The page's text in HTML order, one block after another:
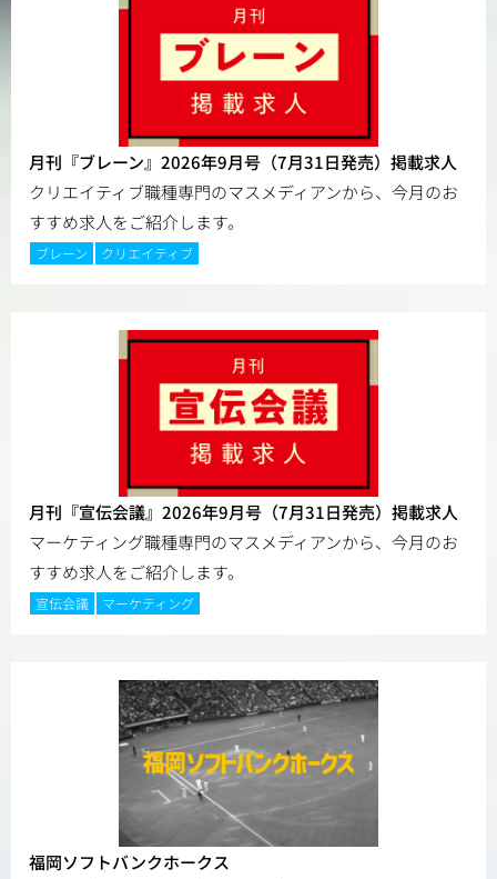
月刊『ブレーン』2026年9月号（7月31日発売）掲載求人
クリエイティブ職種専門のマスメディアンから、今月のお
すすめ求人をご紹介します。
ブレーン クリエイティブ
月刊『宣伝会議』2026年9月号（7月31日発売）掲載求人
マーケティング職種専門のマスメディアンから、今月のお
すすめ求人をご紹介します。
宣伝会議 マーケティング
福岡ソフトバンクホークス